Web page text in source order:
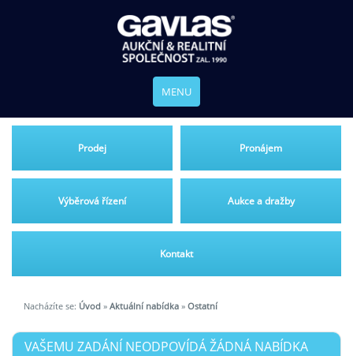
MENU
Prodej Pronájem
Výběrová řízení Aukce a dražby
Kontakt
Nacházíte se: Úvod » Aktuální nabídka » Ostatní
VAŠEMU ZADÁNÍ NEODPOVÍDÁ ŽÁDNÁ NABÍDKA